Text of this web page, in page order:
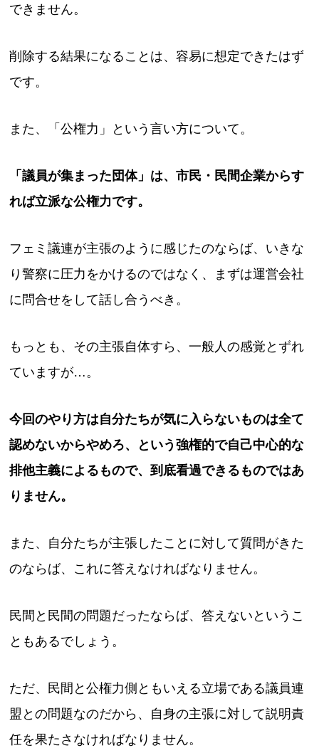
できません。
削除する結果になることは、容易に想定できたはず
です。
また、「公権力」という言い方について。
「議員が集まった団体」は、市民・民間企業からす
れば立派な公権力です。
フェミ議連が主張のように感じたのならば、いきな
り警察に圧力をかけるのではなく、まずは運営会社
に問合せをして話し合うべき。
もっとも、その主張自体すら、一般人の感覚とずれ
ていますが…。
今回のやり方は自分たちが気に入らないものは全て
認めないからやめろ、という強権的で自己中心的な
排他主義によるもので、到底看過できるものではあ
りません。
また、自分たちが主張したことに対して質問がきた
のならば、これに答えなければなりません。
民間と民間の問題だったならば、答えないというこ
ともあるでしょう。
ただ、民間と公権力側ともいえる立場である議員連
盟との問題なのだから、自身の主張に対して説明責
任を果たさなければなりません。